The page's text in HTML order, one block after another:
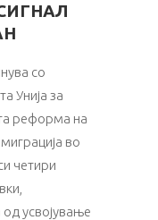
со
Унија за
реформа на
во
четири
усвојување